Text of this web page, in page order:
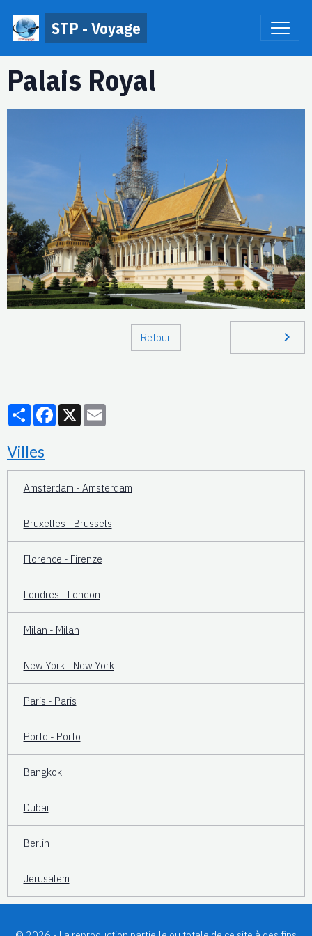
STP - Voyage
Palais Royal
Retour
PartagerFacebook
X
Villes
Amsterdam - Amsterdam
Bruxelles - Brussels
Florence - Firenze
Londres - London
Milan - Milan
New York - New York
Paris - Paris
Porto - Porto
Bangkok
Dubai
Berlin
Jerusalem